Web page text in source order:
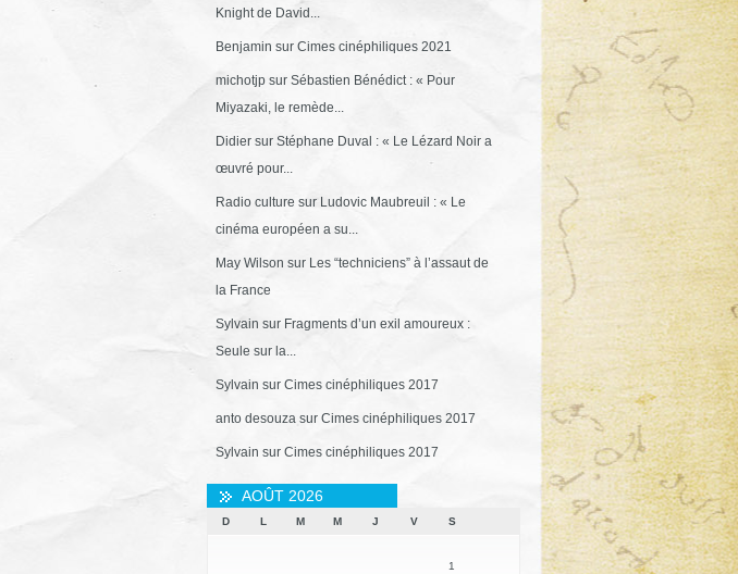
Knight de David...
Benjamin sur Cimes cinéphiliques 2021
michotjpsur Sébastien Bénédict : « Pour
Miyazaki, le remède...
Didiersur Stéphane Duval : « Le Lézard Noir a
œuvré pour...
Radio culture sur Ludovic Maubreuil : « Le
cinéma européen a su...
May Wilson sur Les “techniciens” à l’assaut de
la France
Sylvain sur Fragments d’un exil amoureux :
Seule sur la...
Sylvain sur Cimes cinéphiliques 2017
anto desouzasur Cimes cinéphiliques 2017
Sylvain sur Cimes cinéphiliques 2017
AOÛT 2026
D L M M J V S
1